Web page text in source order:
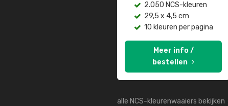
2.050 NCS-kleuren
29,5 x 4,5 cm
10 kleuren per pagina
Meer info /
bestellen
alle NCS-kleurenwaaiers bekijken